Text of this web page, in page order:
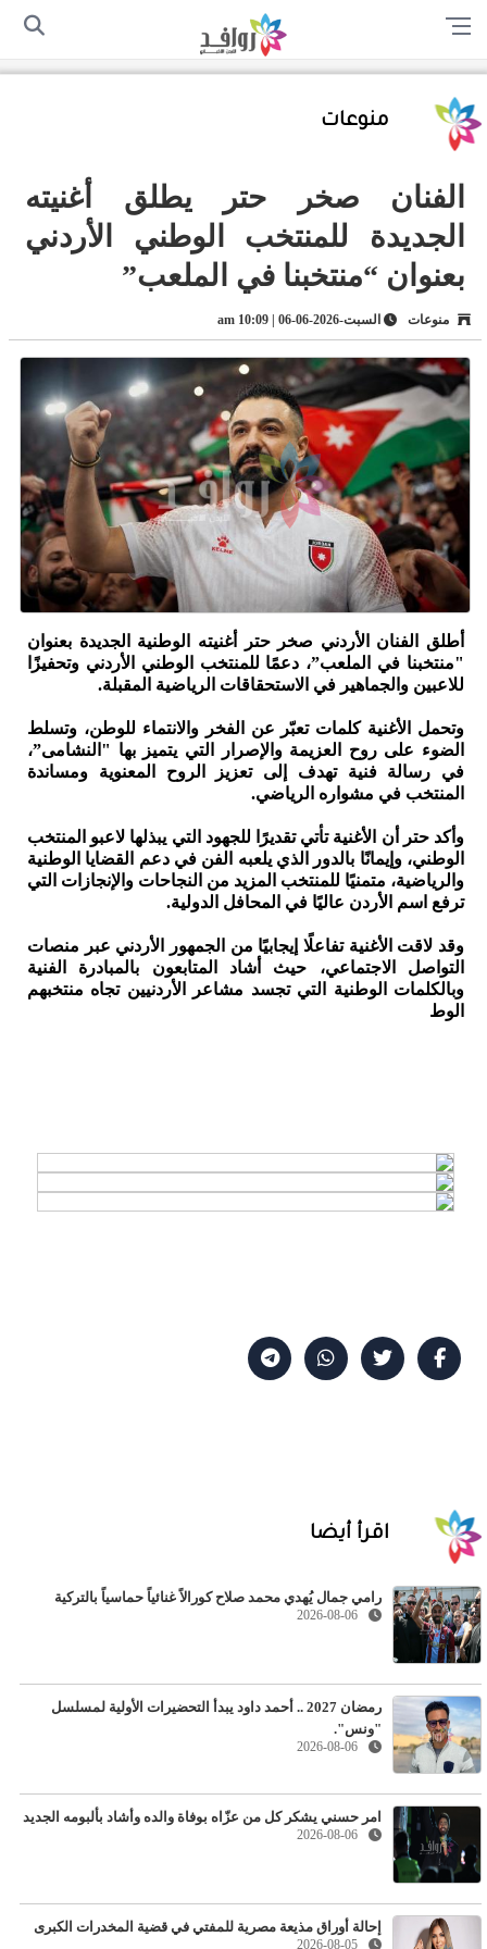
الرئيسية سياسة الخصوصية
منوعات
الفنان صخر حتر يطلق أغنيته
الجديدة للمنتخب الوطني الأردني
بعنوان “منتخبنا في الملعب”
منوعات السبت-2026-06-06 | 10:09 am
أطلق الفنان الأردني صخر حتر أغنيته الوطنية الجديدة بعنوان
"منتخبنا في الملعب”، دعمًا للمنتخب الوطني الأردني وتحفيزًا
للاعبين والجماهير في الاستحقاقات الرياضية المقبلة.
وتحمل الأغنية كلمات تعبّر عن الفخر والانتماء للوطن، وتسلط
الضوء على روح العزيمة والإصرار التي يتميز بها "النشامى”،
في رسالة فنية تهدف إلى تعزيز الروح المعنوية ومساندة
المنتخب في مشواره الرياضي.
وأكد حتر أن الأغنية تأتي تقديرًا للجهود التي يبذلها لاعبو المنتخب
الوطني، وإيمانًا بالدور الذي يلعبه الفن في دعم القضايا الوطنية
والرياضية، متمنيًا للمنتخب المزيد من النجاحات والإنجازات التي
ترفع اسم الأردن عاليًا في المحافل الدولية.
وقد لاقت الأغنية تفاعلًا إيجابيًا من الجمهور الأردني عبر منصات
التواصل الاجتماعي، حيث أشاد المتابعون بالمبادرة الفنية
وبالكلمات الوطنية التي تجسد مشاعر الأردنيين تجاه منتخبهم
الوط
اقرأ أيضا
رامي جمال يُهدي محمد صلاح كورالاً غنائياً حماسياً بالتركية
2026-08-06
رمضان 2027 .. أحمد داود يبدأ التحضيرات الأولية لمسلسل
"ونس".
2026-08-06
امر حسني يشكر كل من عزّاه بوفاة والده وأشاد بألبومه الجديد
2026-08-06
إحالة أوراق مذيعة مصرية للمفتي في قضية المخدرات الكبرى
2026-08-05